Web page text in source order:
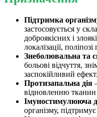
Підтримка
застосовується у
доброякісних і
локалізації,
Знеболювальна та
больові відчуття,
заспокійливий ефект.
Протизапальна дія
відновленню
Імуностимулююча
організму,